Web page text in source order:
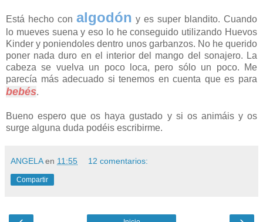
Está hecho con algodón y es super blandito. Cuando
lo mueves suena y eso lo he conseguido utilizando Huevos
Kinder y poniendoles dentro unos garbanzos. No he querido
poner nada duro en el interior del mango del sonajero. La
cabeza se vuelva un poco loca, pero sólo un poco. Me
parecía más adecuado si tenemos en cuenta que es para
bebés.
Bueno espero que os haya gustado y si os animáis y os
surge alguna duda podéis escribirme.
ANGELA en 11:55 12 comentarios:
Compartir